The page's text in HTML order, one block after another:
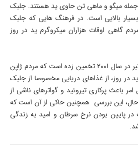
جمله میگو و ماهی تن حاوی ید هستند. جلبک
بالایی است. در فرهنگ هایی که جلبک
گاهی اوقات هزاران میکروگرم ید در روز
به عنوان مثال، یک منبع معتبر در سال 2001 تخمین زده است كه مردم ژاپن
میكروگرم ید در روز، از غذاهای دریایی مخصوصا از جلبک
باعث پرکاری تیروئید و گواترهای ناشی از
این بررسی همچنین حاکی از آن است که
پایین بودن نرخ سرطان و امید به زندگی